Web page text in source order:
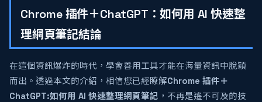
Chrome 插件＋ChatGPT：如何用 AI 快速整
理網頁筆記結論
在這個資訊爆炸的時代，學會善用工具才能在海量資訊中脫穎
而出。透過本文的介紹，相信您已經瞭解Chrome 插件＋
ChatGPT:如何用 AI 快速整理網頁筆記 ，不再是遙不可及的技